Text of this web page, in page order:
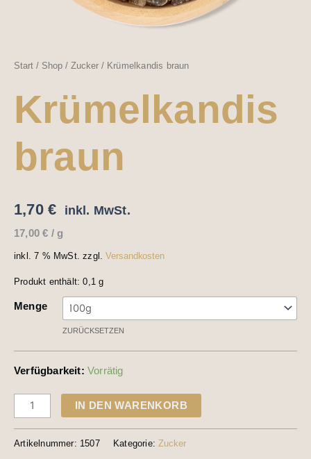
Start/ Shop/Zucker/ Krümelkandis braun
Krümelkandis
braun
1,70 € inkl. MwSt.
17,00€ /g
inkl. 7 % MwSt. zzgl.Versandkosten
Produkt enthält: 0,1g
Menge
ZURÜCKSETZEN
Verfügbarkeit: Vorrätig
IN DEN WARENKORB
Artikelnummer: 1507 Kategorie:Zucker